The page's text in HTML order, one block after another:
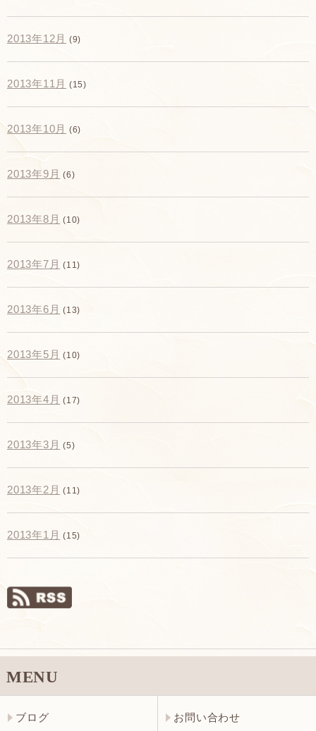
2013年12月 (9)
2013年11月 (15)
2013年10月 (6)
2013年9月 (6)
2013年8月 (10)
2013年7月 (11)
2013年6月 (13)
2013年5月 (10)
2013年4月 (17)
2013年3月 (5)
2013年2月 (11)
2013年1月 (15)
MENU
ブログ お問い合わせ